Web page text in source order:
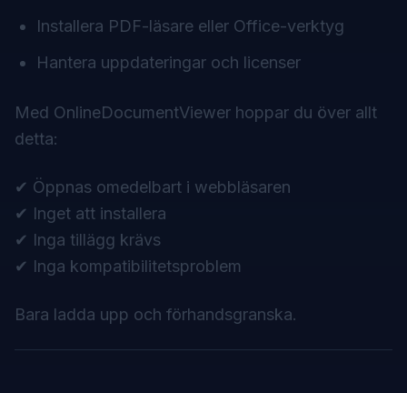
Installera PDF-läsare eller Office-verktyg
Hantera uppdateringar och licenser
Med OnlineDocumentViewer hoppar du över allt
detta:
✔ Öppnas omedelbart i webbläsaren
✔ Inget att installera
✔ Inga tillägg krävs
✔ Inga kompatibilitetsproblem
Bara ladda upp och förhandsgranska.